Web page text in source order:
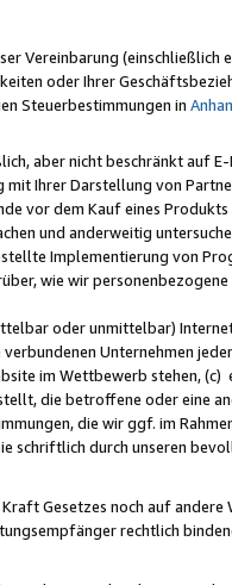
Vereinbarung (einschließlich
oder Ihrer
Steuerbestimmungen in
aber nicht beschränkt auf E-
Ihrer Darstellung von
vor dem Kauf eines
und anderweitig
Implementierung von
wie wir
oder unmittelbar)
Unternehmen
im Wettbewerb stehen, (c)
die betroffene oder eine
die wir ggf. im
schriftlich durch unseren
Gesetzes noch auf
rechtlich